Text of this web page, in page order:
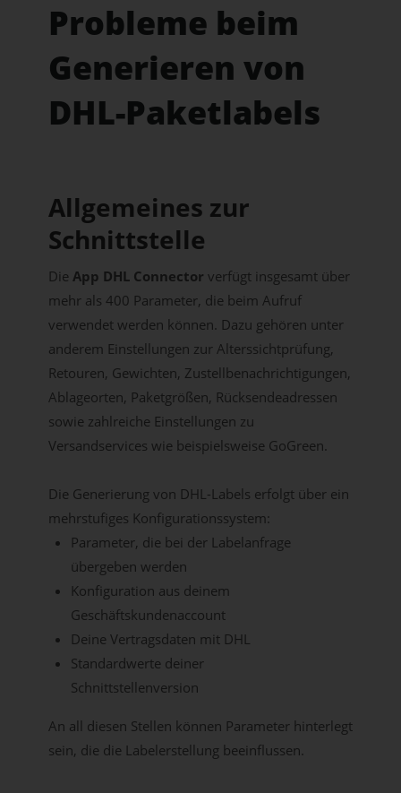
Probleme beim
Generieren von
DHL-Paketlabels
Allgemeines zur
Schnittstelle
Die App DHL Connector verfügt insgesamt über
mehr als 400 Parameter, die beim Aufruf
verwendet werden können. Dazu gehören unter
anderem Einstellungen zur Alterssichtprüfung,
Retouren, Gewichten, Zustellbenachrichtigungen,
Ablageorten, Paketgrößen, Rücksendeadressen
sowie zahlreiche Einstellungen zu
Versandservices wie beispielsweise GoGreen.
Die Generierung von DHL-Labels erfolgt über ein
mehrstufiges Konfigurationssystem:
Parameter, die bei der Labelanfrage
übergeben werden
Konfiguration aus deinem
Geschäftskundenaccount
Deine Vertragsdaten mit DHL
Standardwerte deiner
Schnittstellenversion
An all diesen Stellen können Parameter hinterlegt
sein, die die Labelerstellung beeinflussen.